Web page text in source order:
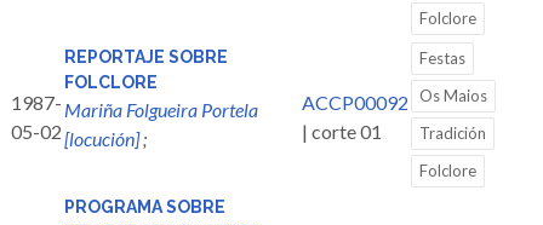
Folclore
1987-
05-02
REPORTAJE SOBRE
FOLCLORE
Mariña Folgueira Portela
[locución];
ACCP00092
| corte 01
Festas
Os Maios
Tradición
Folclore
PROGRAMA SOBRE